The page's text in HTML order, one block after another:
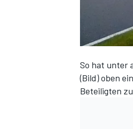
So hat unter
(Bild) oben
Beteiligten